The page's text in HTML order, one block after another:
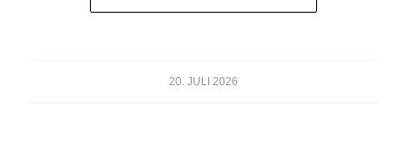
20. JULI 2026